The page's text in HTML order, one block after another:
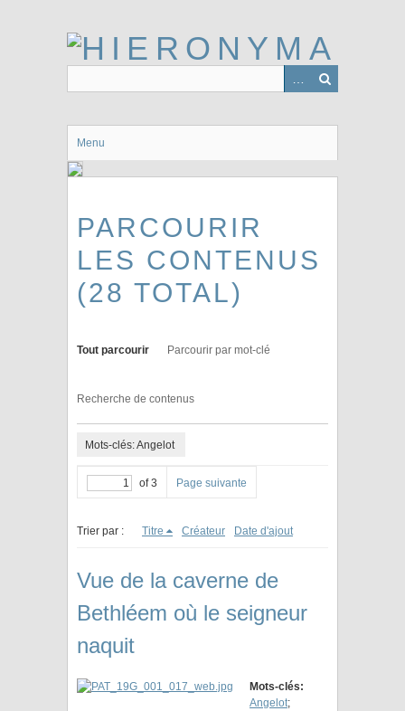
Menu
PARCOURIR
LES CONTENUS
(28 TOTAL)
Tout parcourir Parcourir par mot-clé
Recherche de contenus
Mots-clés: Angelot
of 3 Page suivante
Trier par : Titre Créateur Date d'ajout
Vue de la caverne de
Bethléem où le seigneur
naquit
Mots-clés:
Angelot;